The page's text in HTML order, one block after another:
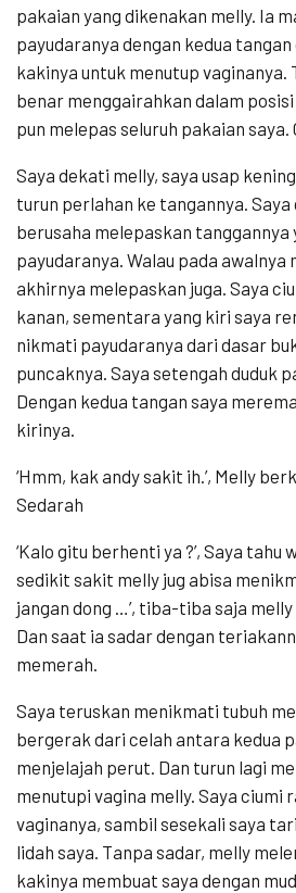
pakaian yang dikenakan melly. Ia
payudaranya dengan kedua
kakinya untuk menutup
benar menggairahkan dalam
pun melepas seluruh pakaian saya.
Saya dekati melly, saya usap
turun perlahan ke tangannya.
berusaha melepaskan tanggannya
payudaranya. Walau pada awalnya
akhirnya melepaskan juga. Saya
kanan, sementara yang kiri saya
nikmati payudaranya dari dasar
puncaknya. Saya setengah duduk
Dengan kedua tangan saya
kirinya.
‘Hmm, kak andy sakit ih.’, Melly
Sedarah
‘Kalo gitu berhenti ya ?’, Saya tahu
sedikit sakit melly jug abisa
jangan dong …’, tiba-tiba saja
Dan saat ia sadar dengan
memerah.
Saya teruskan menikmati tubuh
bergerak dari celah antara kedua
menjelajah perut. Dan turun lagi
menutupi vagina melly. Saya ciumi
vaginanya, sambil sesekali saya
lidah saya. Tanpa sadar, melly
kakinya membuat saya dengan